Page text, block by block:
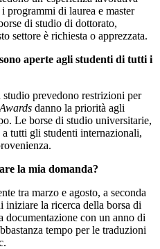
programmi di laurea e master
di studio di dottorato,
settore è richiesta o apprezzata.
aperte agli studenti di tutti i
prevedono restrizioni per
danno la priorità agli
Le borse di studio universitarie,
a tutti gli studenti internazionali,
la mia domanda?
tra marzo e agosto, a seconda
la ricerca della borsa di
documentazione con un anno di
tempo per le traduzioni